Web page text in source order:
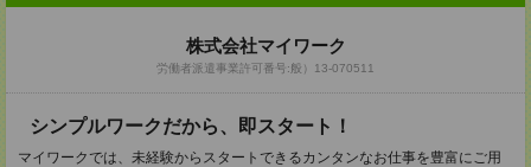
株式会社マイワーク
労働者派遣事業許可番号:般）13-070511
シンプルワークだから、即スタート！
マイワークでは、未経験からスタートできるカンタンなお仕事を豊富にご用